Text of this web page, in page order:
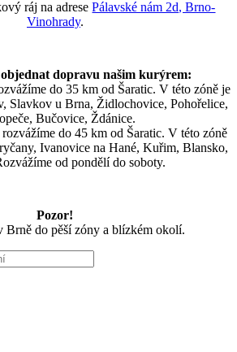
ráj na adresePálavské nám 2d, Brno-
Vinohrady.
dopravu našim kurýrem:
do 35 km od Šaratic. V této zóně je
Slavkov u Brna, Židlochovice, Pohořelice,
Bučovice, Ždánice.
rozvážíme do 45 km od Šaratic. V této zóně
Ivanovice na Hané, Kuřim, Blansko,
od pondělí do soboty.
Pozor!
Brně do pěší zóny a blízkém okolí.